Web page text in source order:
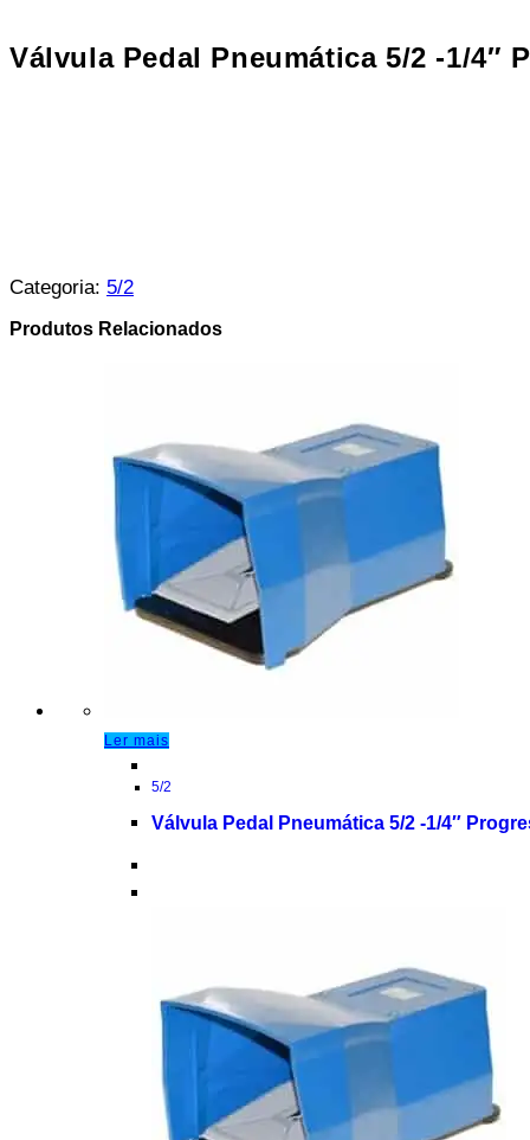
Válvula Pedal Pneumática 5/2 -1/4″
Categoria: 5/2
Produtos Relacionados
Ler mais
5/2
Válvula Pedal Pneumática 5/2 -1/4″